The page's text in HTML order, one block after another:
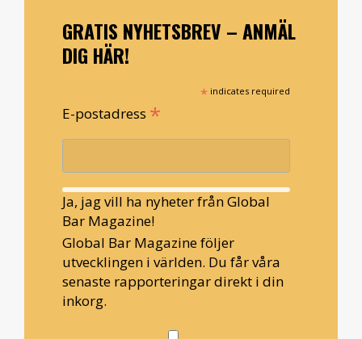
GRATIS NYHETSBREV – ANMÄL
DIG HÄR!
* indicates required
E-postadress *
Ja, jag vill ha nyheter från Global
Bar Magazine!
Global Bar Magazine följer
utvecklingen i världen. Du får våra
senaste rapporteringar direkt i din
inkorg.